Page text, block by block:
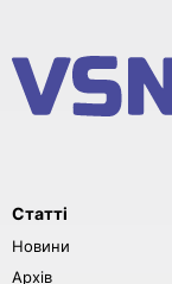
Статті
Новини
Архів